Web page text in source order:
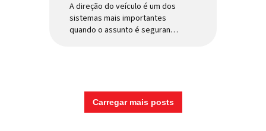
A direção do veículo é um dos
sistemas mais importantes
quando o assunto é segurança,
movimentos do volante,
garantindo estabilidade e
controle em diferentes
Carregar mais posts